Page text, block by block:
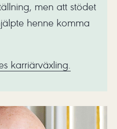
men att stödet
henne komma
karriärväxling.